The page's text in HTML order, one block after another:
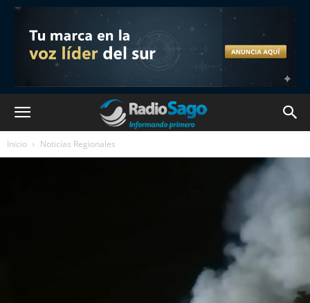
Inicio Noticias Regionales